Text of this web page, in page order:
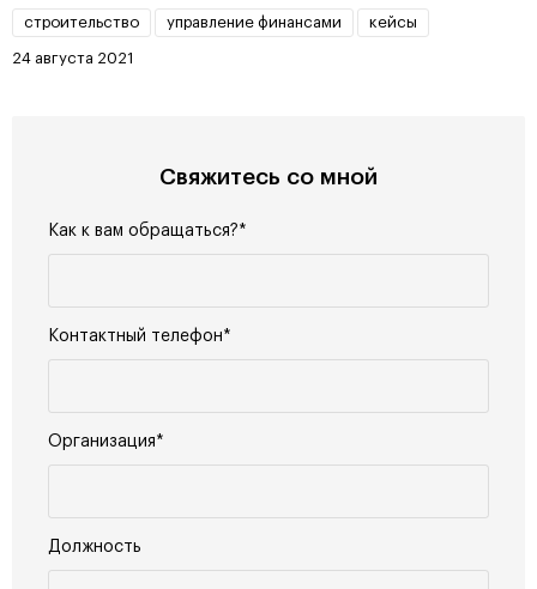
строительство управление финансами кейсы
24 августа 2021
Свяжитесь со мной
Как к вам обращаться?*
Контактный телефон*
Организация*
Должность